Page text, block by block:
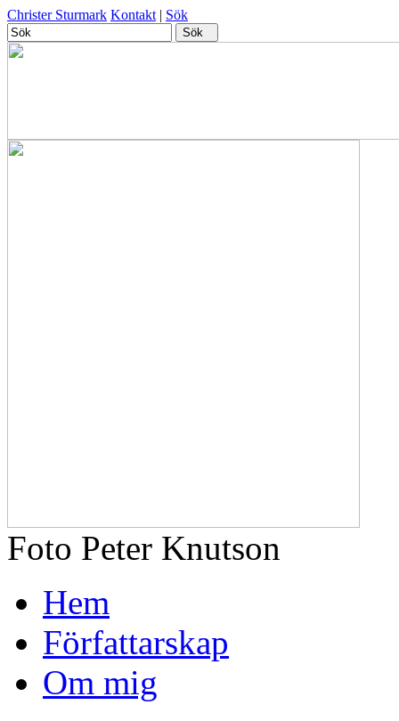
Christer Sturmark Kontakt | Sök
Foto Peter Knutson
Hem
Författarskap
Om mig